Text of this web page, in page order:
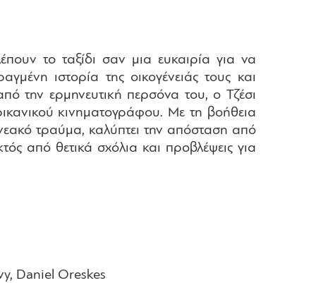
το ταξίδι σαν μια ευκαιρία για να
ιστορία της οικογένειάς τους και
την ερμηνευτική περσόνα του, ο Τζέσι
κινηματογράφου. Με τη βοήθεια
τραύμα, καλύπτει την απόσταση από
από θετικά σχόλια και προβλέψεις για
Daniel Oreskes